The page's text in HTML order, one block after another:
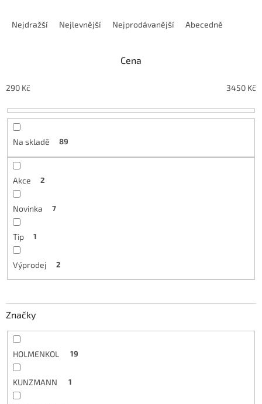
Nejdražší Nejlevnější Nejprodávanější Abecedně
Cena
290 Kč 3450 Kč
Na skladě 89
Akce 2
Novinka 7
Tip 1
Výprodej 2
Značky
HOLMENKOL 19
KUNZMANN 1